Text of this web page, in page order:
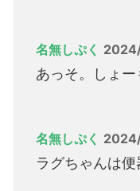
名無しぷく
あっそ。しょー
名無しぷく
ラグちゃんは